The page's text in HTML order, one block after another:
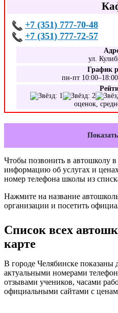
+7 (351) 777-70-48
+7 (351) 777-72-57
ул.
График
пн-пт
оценок,
Чтобы позвонить в автошколу в
информацию об услугах и
номер телефона школы из
Нажмите на название
организации и посетить
Список всех
карте
В городе Челябинске
актуальными номерами
отзывами учеников, часами
официальными сайтами с